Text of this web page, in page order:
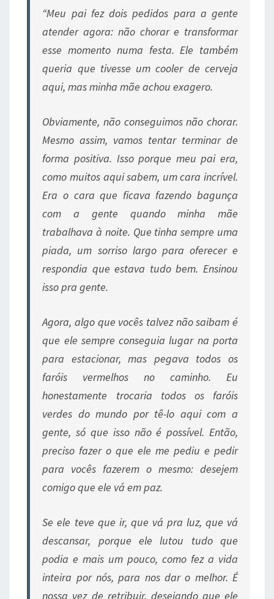
“Meu pai fez dois pedidos para a gente
atender agora: não chorar e transformar
esse momento numa festa. Ele também
queria que tivesse um cooler de cerveja
aqui, mas minha mãe achou exagero.
Obviamente, não conseguimos não chorar.
Mesmo assim, vamos tentar terminar de
forma positiva. Isso porque meu pai era,
como muitos aqui sabem, um cara incrível.
Era o cara que ficava fazendo bagunça
com a gente quando minha mãe
trabalhava à noite. Que tinha sempre uma
piada, um sorriso largo para oferecer e
respondia que estava tudo bem. Ensinou
isso pra gente.
Agora, algo que vocês talvez não saibam é
que ele sempre conseguia lugar na porta
para estacionar, mas pegava todos os
faróis vermelhos no caminho. Eu
honestamente trocaria todos os faróis
verdes do mundo por tê-lo aqui com a
gente, só que isso não é possível. Então,
preciso fazer o que ele me pediu e pedir
para vocês fazerem o mesmo: desejem
comigo que ele vá em paz.
Se ele teve que ir, que vá pra luz, que vá
descansar, porque ele lutou tudo que
podia e mais um pouco, como fez a vida
inteira por nós, para nos dar o melhor. É
nossa vez de retribuir, desejando que ele